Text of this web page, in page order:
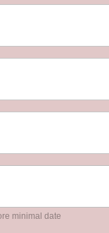
minimal date